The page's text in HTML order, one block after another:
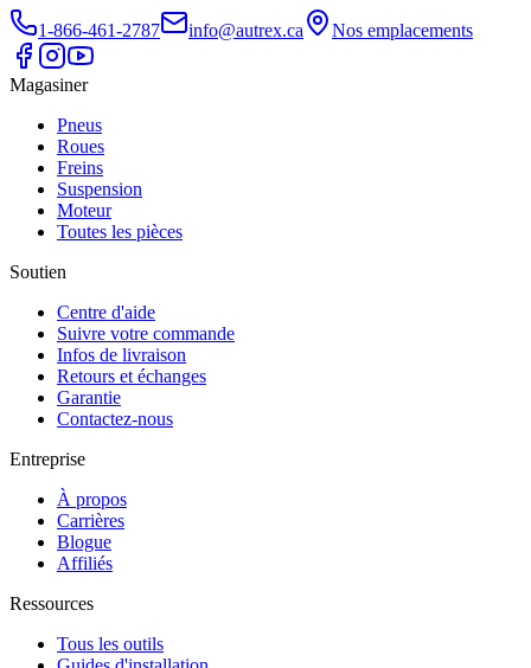
1-866-461-2787 info@autrex.ca Nos emplacements
Magasiner
Pneus
Roues
Freins
Suspension
Moteur
Toutes les pièces
Soutien
Centre d'aide
Suivre votre commande
Infos de livraison
Retours et échanges
Garantie
Contactez-nous
Entreprise
À propos
Carrières
Blogue
Affiliés
Ressources
Tous les outils